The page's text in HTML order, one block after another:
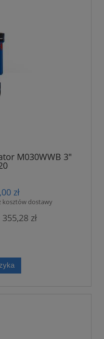
M030WWB 3"
zł
kosztów dostawy
355,28 zł